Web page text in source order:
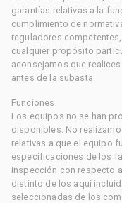
garantías relativas a la
cumplimiento de
reguladores
cualquier propósito
aconsejamos que
antes de la subasta.
Funciones
Los equipos no se han
disponibles. No
relativas a que el equipo
especificaciones de los
inspección con respecto
distinto de los aquí
seleccionadas de los